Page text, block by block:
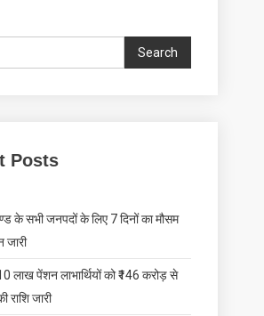
Search
Posts
के सभी जनपदों के लिए 7 दिनों का मौसम
जारी
लाख पेंशन लाभार्थियों को ₹146 करोड़ से
राशि जारी